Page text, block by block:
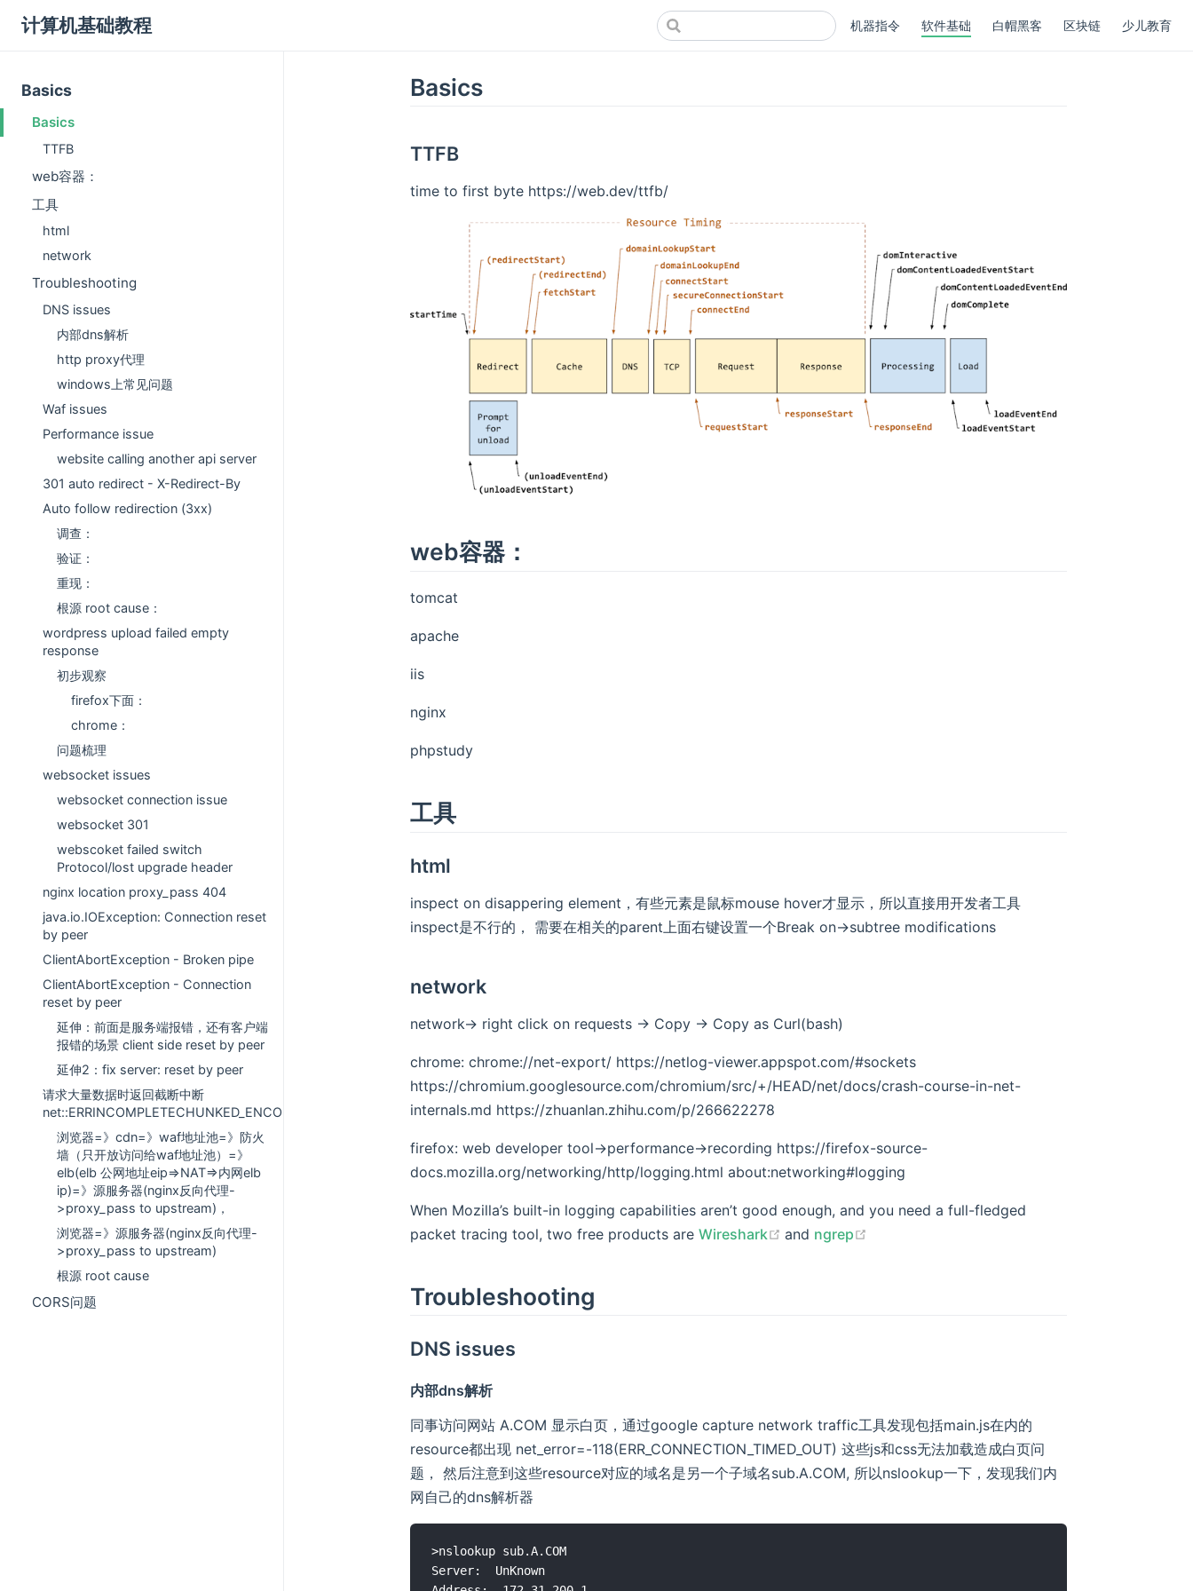
计算机基础教程 机器指令 软件基础 白帽黑客 区块链 少儿教育
Basics
Basics
TTFB
web容器：
工具
html
network
Troubleshooting
DNS issues
内部dns解析
http proxy代理
windows上常见问题
Waf issues
Performance issue
website calling another api server
301 auto redirect - X-Redirect-By
Auto follow redirection (3xx)
调查：
验证：
重现：
根源 root cause：
wordpress upload failed empty
response
初步观察
firefox下面：
chrome：
问题梳理
websocket issues
websocket connection issue
websocket 301
webscoket failed switch
Protocol/lost upgrade header
nginx location proxy_pass 404
java.io.IOException: Connection reset
by peer
ClientAbortException - Broken pipe
ClientAbortException - Connection
reset by peer
延伸：前面是服务端报错，还有客户端
报错的场景 client side reset by peer
延伸2：fix server: reset by peer
请求大量数据时返回截断中断
net::ERRINCOMPLETECHUNKED_ENCODING
浏览器=》cdn=》waf地址池=》防火
墙（只开放访问给waf地址池）=》
elb(elb 公网地址eip=>NAT=>内网elb
ip)=》源服务器(nginx反向代理-
>proxy_pass to upstream)，
浏览器=》源服务器(nginx反向代理-
>proxy_pass to upstream)
根源 root cause
CORS问题
Basics
TTFB
time to first byte https://web.dev/ttfb/
web容器：
tomcat
apache
iis
nginx
phpstudy
工具
html
inspect on disappering element，有些元素是鼠标mouse hover才显示，所以直接用开发者工具
inspect是不行的， 需要在相关的parent上面右键设置一个Break on->subtree modifications
network
network-> right click on requests -> Copy -> Copy as Curl(bash)
chrome: chrome://net-export/ https://netlog-viewer.appspot.com/#sockets
https://chromium.googlesource.com/chromium/src/+/HEAD/net/docs/crash-course-in-net-
internals.md https://zhuanlan.zhihu.com/p/266622278
firefox: web developer tool->performance->recording https://firefox-source-
docs.mozilla.org/networking/http/logging.html about:networking#logging
When Mozilla’s built-in logging capabilities aren’t good enough, and you need a full-fledged
packet tracing tool, two free products are Wireshark (opens new window)
and ngrep
Troubleshooting
DNS issues
内部dns解析
同事访问网站 A.COM 显示白页，通过google capture network traffic工具发现包括main.js在内的
resource都出现 net_error=-118(ERR_CONNECTION_TIMED_OUT) 这些js和css无法加载造成白页问
题， 然后注意到这些resource对应的域名是另一个子域名sub.A.COM, 所以nslookup一下，发现我们内
网自己的dns解析器
>nslookup sub.A.COM
Server:  UnKnown